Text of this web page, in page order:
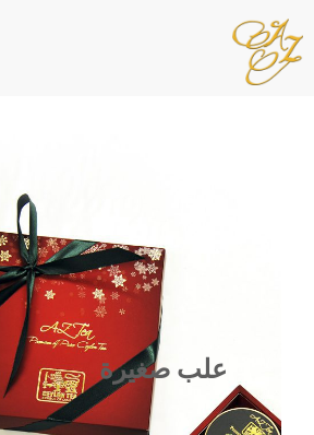
علب صغيرة